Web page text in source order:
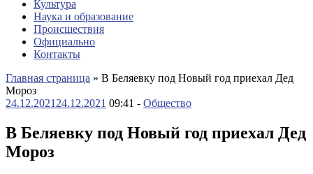
Культура
Наука и образование
Происшествия
Официально
Контакты
Главная страница » В Беляевку под Новый год приехал Дед
Мороз
24.12.2021 24.12.2021 09:41 - Общество
В Беляевку под Новый год приехал Дед
Мороз